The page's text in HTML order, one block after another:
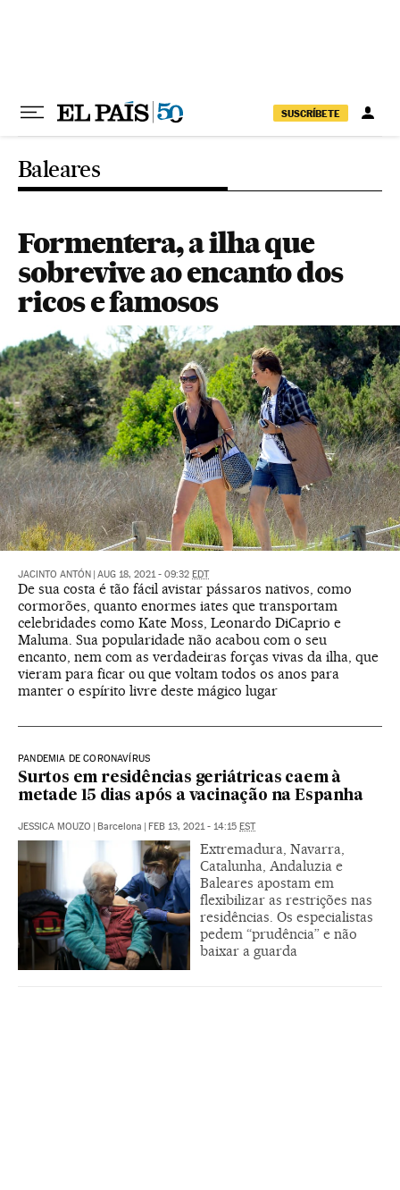
SUSCRÍBETE
Baleares
Formentera, a ilha que
sobrevive ao encanto dos
ricos e famosos
JACINTO ANTÓN AUG 18, 2021 - 09:32 EDT
De sua costa é tão fácil avistar pássaros nativos, como
cormorões, quanto enormes iates que transportam
celebridades como Kate Moss, Leonardo DiCaprio e
Maluma. Sua popularidade não acabou com o seu
encanto, nem com as verdadeiras forças vivas da ilha, que
vieram para ficar ou que voltam todos os anos para
manter o espírito livre deste mágico lugar
PANDEMIA DE CORONAVÍRUS
Surtos em residências geriátricas caem à
metade 15 dias após a vacinação na Espanha
JESSICA MOUZO Barcelona FEB 13, 2021 - 14:15 EST
Extremadura, Navarra,
Catalunha, Andaluzia e
Baleares apostam em
flexibilizar as restrições nas
residências. Os especialistas
pedem “prudência” e não
baixar a guarda